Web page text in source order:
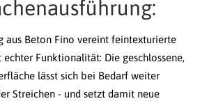
aus Beton Fino vereint feintexturierte
Funktionalität: Die geschlossene,
lässt sich bei Bedarf weiter
Streichen - und setzt damit neue